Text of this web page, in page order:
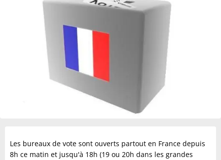
Les bureaux de vote sont ouverts partout en France depuis
8h ce matin et jusqu'à 18h (19 ou 20h dans les grandes